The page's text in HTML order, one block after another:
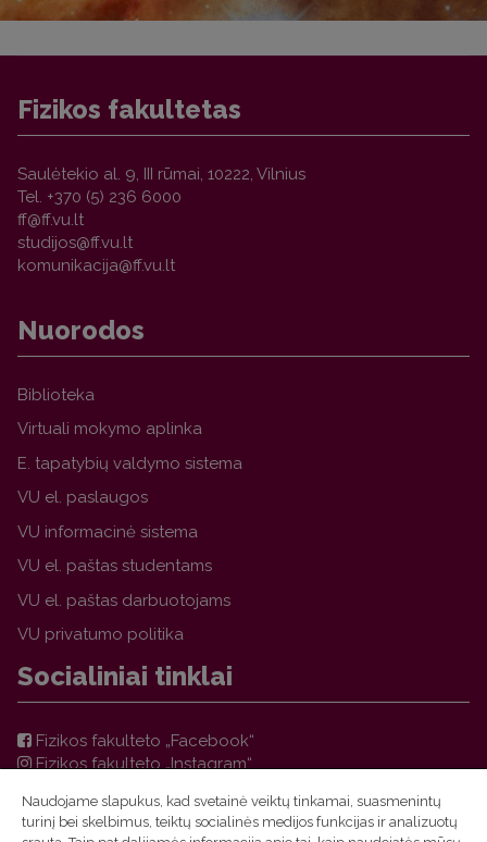
Fizikos fakultetas
Saulėtekio al. 9, III rūmai, 10222, Vilnius
Tel. +370 (5) 236 6000
Nuorodos
Biblioteka
Virtuali mokymo aplinka
E. tapatybių valdymo sistema
VU el. paslaugos
VU informacinė sistema
VU el. paštas studentams
VU el. paštas darbuotojams
VU privatumo politika
Socialiniai tinklai
Fizikos fakulteto „Facebook“
Fizikos fakulteto „Instagram“
VU FF TFAI Molėtų astronomijos observatorijos
„Facebook“
Naudojame slapukus, kad svetainė veiktų tinkamai, suasmenintų
turinį bei skelbimus, teiktų socialinės medijos funkcijas ir analizuotų